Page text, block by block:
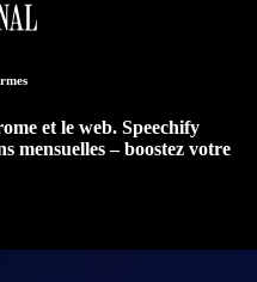
et le web. Speechify
mensuelles – boostez votre